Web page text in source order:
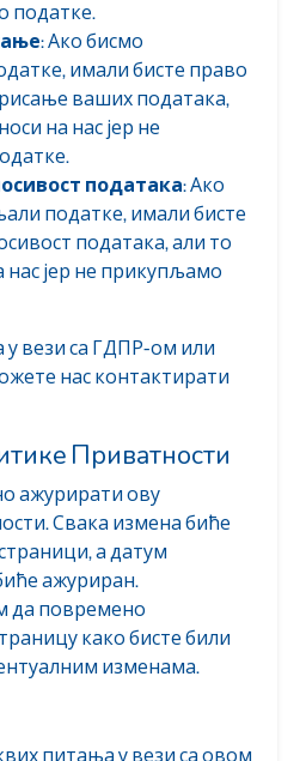
податке.
: Ако бисмо
имали бисте право
ваших података,
на нас јер не
података: Ако
податке, имали бисте
података, али то
нас јер не прикупљамо
вези са ГДПР-ом или
нас контактирати
Приватности
ажурирати ову
Свака измена биће
а датум
ажуриран.
да повремено
како бисте били
изменама.
питања у вези са овом